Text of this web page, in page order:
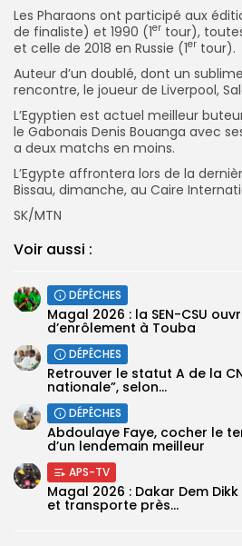
Les Pharaons ont participé aux
de finaliste) et 1990 (1er tour),
et celle de 2018 en Russie (1er tour).
Auteur d’un doublé, dont un
rencontre, le joueur de Liverpool,
L’Egyptien est actuel meilleur
le Gabonais Denis Bouanga avec
a deux matchs en moins.
L’Egypte affrontera lors de la
Bissau, dimanche, au Caire
SK/MTN
Voir aussi :
DÉPÊCHES
Magal 2026 : la SEN-CSU
d’enrôlement à Touba
DÉPÊCHES
Retrouver le statut A de la
nationale”, selon...
DÉPÊCHES
Abdoulaye Faye, cocher le
d’un lendemain meilleur
APS-TV
Magal 2026 : Dakar Dem
et transporte près...